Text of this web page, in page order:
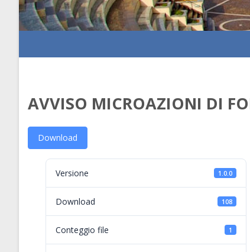
AVVISO MICROAZIONI DI
Download
Versione 1.0.0
Download 108
Conteggio file 1